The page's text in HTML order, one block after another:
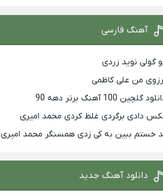
آهنگ فارسی
گولی نوید زردی
من علی کاظمی
گلچین 100 آهنگ برتر دهه 90
دادی برگردی غلط کردی محمد امیری
خستم ببین به کی زدی همسنگر محمد امیری
دانلود آهنگ جدید